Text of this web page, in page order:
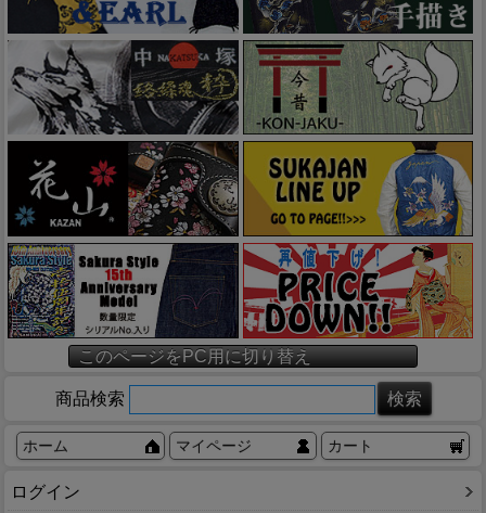
このページをPC用に切り替え
商品検索
ホーム マイページ カート
ログイン